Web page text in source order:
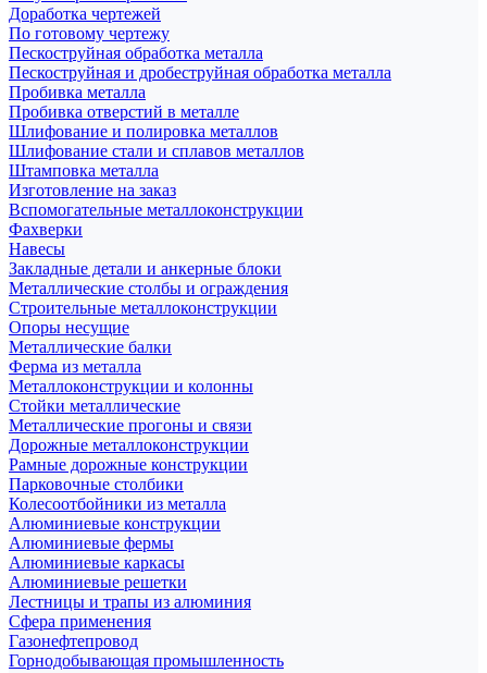
Доработка чертежей
По готовому чертежу
Пескоструйная обработка металла
Пескоструйная и дробеструйная обработка металла
Пробивка металла
Пробивка отверстий в металле
Шлифование и полировка металлов
Шлифование стали и сплавов металлов
Штамповка металла
Изготовление на заказ
Вспомогательные металлоконструкции
Фахверки
Навесы
Закладные детали и анкерные блоки
Металлические столбы и ограждения
Строительные металлоконструкции
Опоры несущие
Металлические балки
Ферма из металла
Металлоконструкции и колонны
Стойки металлические
Металлические прогоны и связи
Дорожные металлоконструкции
Рамные дорожные конструкции
Парковочные столбики
Колесоотбойники из металла
Алюминиевые конструкции
Алюминиевые фермы
Алюминиевые каркасы
Алюминиевые решетки
Лестницы и трапы из алюминия
Сфера применения
Газонефтепровод
Горнодобывающая промышленность